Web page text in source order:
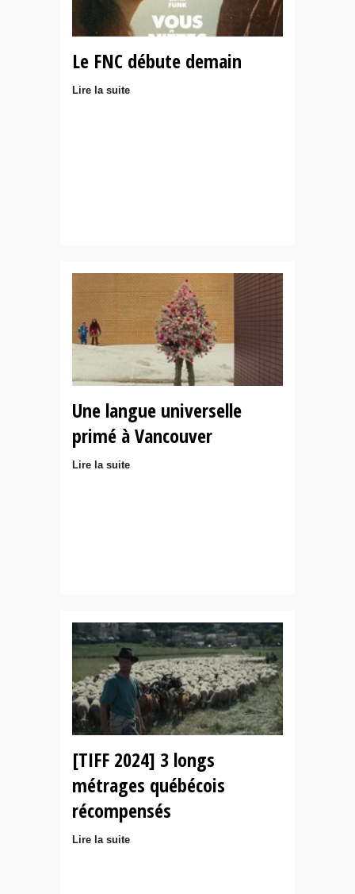
Le FNC débute demain
Lire la suite
Une langue universelle
primé à Vancouver
Lire la suite
[TIFF 2024] 3 longs
métrages québécois
récompensés
Lire la suite